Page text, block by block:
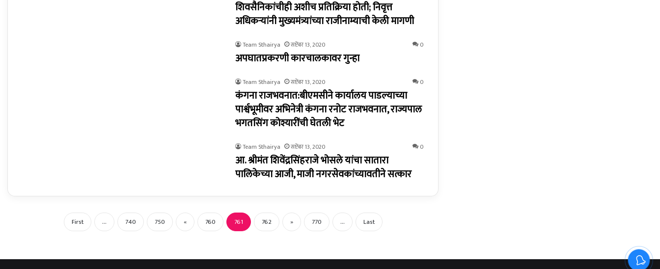
शिवसैनिकांचीही अशीच प्रतिक्रिया होती; निवृत्त
अधिकऱ्यांनी मुख्यमंत्र्यांच्या राजीनाम्याची केली मागणी
Team Sthairya सप्टेंबर 13, 2020 0
अपघातप्रकरणी कारचालकावर गुन्हा
Team Sthairya सप्टेंबर 13, 2020 0
कंगना राजभवनात:बीएमसीने कार्यालय पाडल्याच्या
पार्श्वभूमीवर अभिनेत्री कंगना रनोट राजभवनात, राज्यपाल
भगतसिंग कोश्यारींची घेतली भेट
Team Sthairya सप्टेंबर 13, 2020 0
आ. श्रीमंत शिवेंद्रसिंहराजे भोसले यांचा सातारा
पालिकेच्या आजी, माजी नगरसेवकांच्यावतीने सत्कार
First ... 740 750 « 760 761 762 » 770 ... Last